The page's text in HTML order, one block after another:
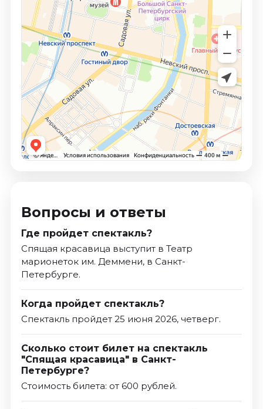
Вопросы и ответы
Где пройдет спектакль?
Спящая красавица выступит в Театр
марионеток им. Деммени, в Санкт-
Петербурге.
Когда пройдет спектакль?
Спектакль пройдет 25 июня 2026, четверг.
Сколько стоит билет на спектакль
"Спящая красавица" в Санкт-
Петербурге?
Стоимость билета: от 600 рублей.